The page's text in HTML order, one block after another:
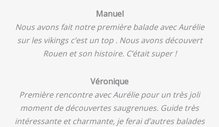
Manuel
Nous avons fait notre première balade avec Aurélie
sur les vikings c’est un top . Nous avons découvert
Rouen et son histoire. C’était super !
Véronique
Première rencontre avec Aurélie pour un très joli
moment de découvertes saugrenues. Guide très
intéressante et charmante, je ferai d’autres balades